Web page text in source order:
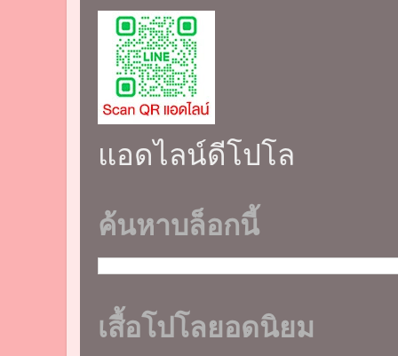
แอดไลน์ดีโปโล
ค้นหาบล็อกนี้
เสื้อโปโลยอดนิยม